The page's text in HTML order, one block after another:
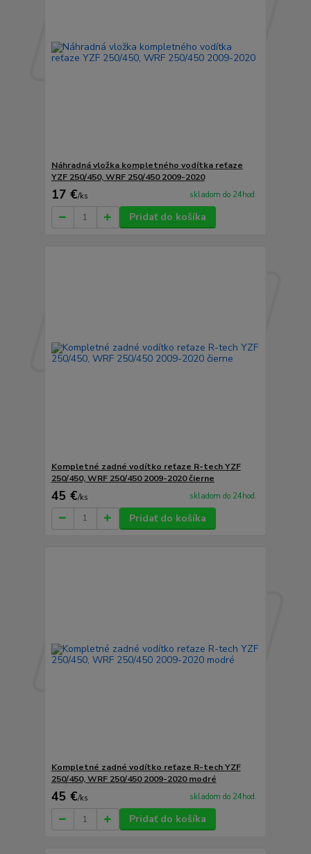
Náhradná vložka kompletného vodítka reťaze
YZF 250/450, WRF 250/450 2009-2020
17 €/ks skladom do 24hod.
Pridať do košíka
Kompletné zadné vodítko reťaze R-tech YZF
250/450, WRF 250/450 2009-2020 čierne
45 €/ks skladom do 24hod.
Pridať do košíka
Kompletné zadné vodítko reťaze R-tech YZF
250/450, WRF 250/450 2009-2020 modré
45 €/ks skladom do 24hod.
Pridať do košíka